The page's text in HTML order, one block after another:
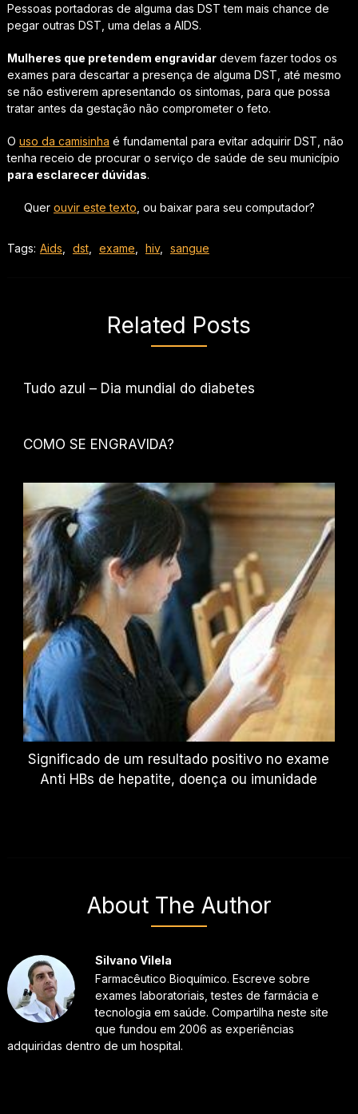
Pessoas portadoras de alguma das DST tem mais chance de
pegar outras DST, uma delas a AIDS.
Mulheres que pretendem engravidardevem fazer todos os
exames para descartar a presença de alguma DST, até mesmo
se não estiverem apresentando os sintomas, para que possa
tratar antes da gestação não comprometer o feto.
O uso da camisinha é fundamental para evitar adquirir DST, não
tenha receio de procurar o serviço de saúde de seu município
para esclarecer dúvidas.
Quer ouvir este texto , ou baixar para seu computador?
Tags: Aids dst, exame hiv, sangue
Related Posts
Tudo azul – Dia mundial do diabetes
COMO SE ENGRAVIDA?
Significado de um resultado positivo no exame
Anti HBs de hepatite, doença ou imunidade
About The Author
Silvano Vilela
Farmacêutico Bioquímico. Escreve sobre
exames laboratoriais, testes de farmácia e
tecnologia em saúde. Compartilha neste site
que fundou em 2006 as experiências
adquiridas dentro de um hospital.